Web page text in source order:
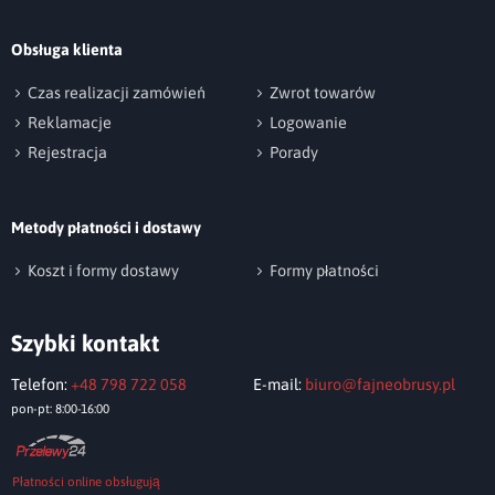
Wyślij opinię
Obsługa klienta
Czas realizacji zamówień
Zwrot towarów
Reklamacje
Logowanie
Rejestracja
Porady
Metody płatności i dostawy
Koszt i formy dostawy Formy płatności
Szybki kontakt
Telefon: +48 798 722 058
pon-pt: 8:00-16:00
E-mail: biuro@fajneobrusy.pl
Płatności online obsługują